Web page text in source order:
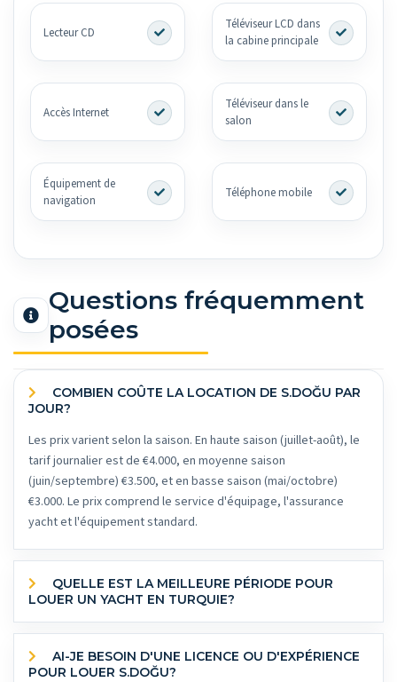
Lecteur CD
Téléviseur LCD dans
la cabine principale
Accès Internet
Téléviseur dans le
salon
Équipement de
navigation
Téléphone mobile
Questions fréquemment
posées
JOUR?
Les prix varient selon la saison. En haute saison (juillet-août), le
tarif journalier est de €4.000, en moyenne saison
(juin/septembre) €3.500, et en basse saison (mai/octobre)
€3.000. Le prix comprend le service d'équipage, l'assurance
yacht et l'équipement standard.
LOUER UN YACHT EN TURQUIE?
POUR LOUER S.DOĞU?